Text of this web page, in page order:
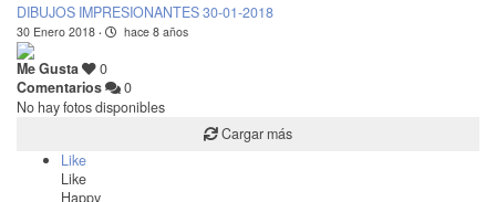
DIBUJOS IMPRESIONANTES 30-01-2018
30 Enero 2018 · hace 8 años
Me Gusta
0
Comentarios
0
No hay fotos disponibles
Cargar más
Like
Like
Happy